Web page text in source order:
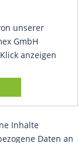
unserer
GmbH
anzeigen
Inhalte
Daten an